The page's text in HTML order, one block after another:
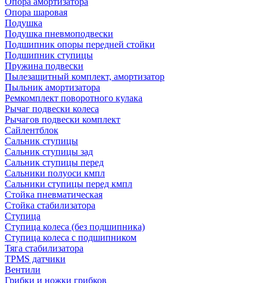
Опора шаровая
Подушка
Подушка пневмоподвески
Подшипник опоры передней стойки
Подшипник ступицы
Пружина подвески
Пылезащитный комплект, амортизатор
Пыльник амортизатора
Ремкомплект поворотного кулака
Рычаг подвески колеса
Рычагов подвески комплект
Сайлентблок
Сальник ступицы
Сальник ступицы зад
Сальник ступицы перед
Сальники полуоси кмпл
Сальники ступицы перед кмпл
Стойка пневматическая
Стойка стабилизатора
Ступица
Ступица колеса (без подшипника)
Ступица колеса с подшипником
Тяга стабилизатора
TPMS датчики
Вентили
Грибки и ножки грибков